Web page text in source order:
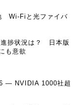
Wi-Fiと光ファイバ
進捗状況は？ 日本版
も意欲
― NVIDIA 1000社超